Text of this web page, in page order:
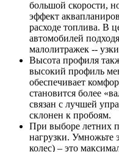
большой скорости,
эффект
расходе топлива. В
автомобилей
малолитражек --
Высота профиля
высокий профиль
обеспечивает
становится более
связан с лучшей
склонен к пробоям.
При выборе летних
нагрузки. Умножьте
колес) – это